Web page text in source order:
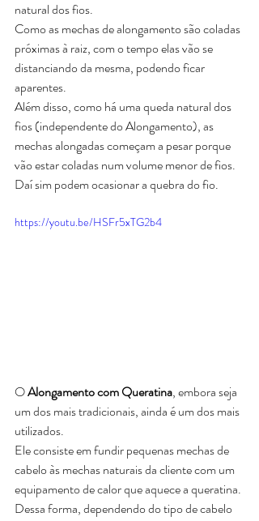
natural dos fios.
Como as mechas de alongamento são coladas
próximas à raiz, com o tempo elas vão se
distanciando da mesma, podendo ficar
aparentes.
Além disso, como há uma queda natural dos
fios (independente do Alongamento), as
mechas alongadas começam a pesar porque
vão estar coladas num volume menor de fios.
Daí sim podem ocasionar a quebra do fio.
https://youtu.be/HSFr5xTG2b4
O Alongamento com Queratina, embora seja
um dos mais tradicionais, ainda é um dos mais
utilizados.
Ele consiste em fundir pequenas mechas de
cabelo às mechas naturais da cliente com um
equipamento de calor que aquece a queratina.
Dessa forma, dependendo do tipo de cabelo